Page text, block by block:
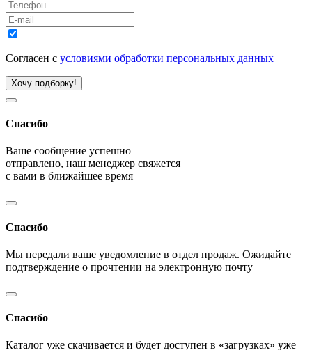
Согласен с условиями обработки персональных данных
Хочу подборку!
Спасибо
Ваше сообщение успешно
отправлено, наш менеджер свяжется
с вами в ближайшее время
Спасибо
Мы передали ваше уведомление в отдел продаж. Ожидайте
подтверждение о прочтении на электронную почту
Спасибо
Каталог уже скачивается и будет доступен в «загрузках» уже